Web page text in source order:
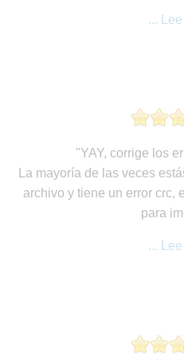
...
"YAY, corrige los
La mayoría de las veces
archivo y tiene un error crc,
para
...